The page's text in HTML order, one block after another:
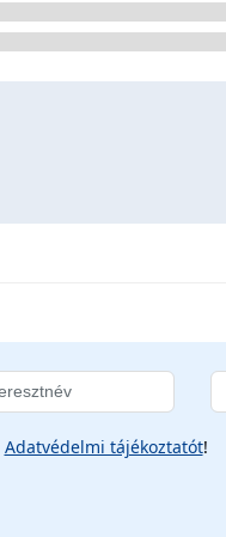
Adatvédelmi tájékoztatót!